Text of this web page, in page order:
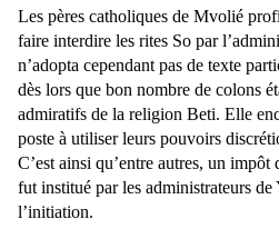
Les pères catholiques de Mvolié
faire interdire les rites So par
n’adopta cependant pas de texte
dès lors que bon nombre de colons
admiratifs de la religion Beti. Elle
poste à utiliser leurs pouvoirs
C’est ainsi qu’entre autres, un
fut institué par les administrateurs
l’initiation.